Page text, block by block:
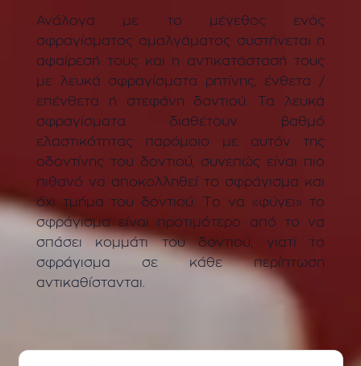
Ανάλογα με το μέγεθος ενός
σφραγίσματος αμαλγάματος συστήνεται η
αφαίρεσή τους και η αντικατάστασή τους
με λευκά σφραγίσματα ρητίνης, ένθετα /
επένθετα ή στεφάνη δοντιού. Τα λευκά
σφραγίσματα διαθέτουν βαθμό
ελαστικότητας παρόμοιο με αυτόν της
οδοντίνης του δοντιού, συνεπώς είναι πιο
πιθανό να αποκολληθεί το σφράγισμα και
όχι τμήμα του δοντιού. Το να «φύγει» το
σφράγισμα είναι προτιμότερο από το να
σπάσει κομμάτι του δοντιού, γιατί το
σφράγισμα σε κάθε περίπτωση
αντικαθίστανται.